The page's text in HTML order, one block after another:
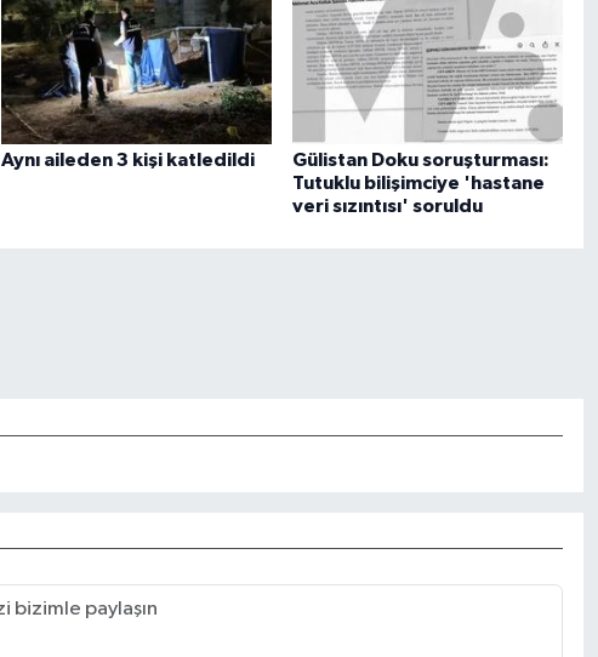
Aynı aileden 3 kişi katledildi
Gülistan Doku soruşturması:
Tutuklu bilişimciye 'hastane
veri sızıntısı' soruldu